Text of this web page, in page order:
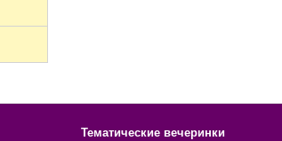
Тематические вечеринки